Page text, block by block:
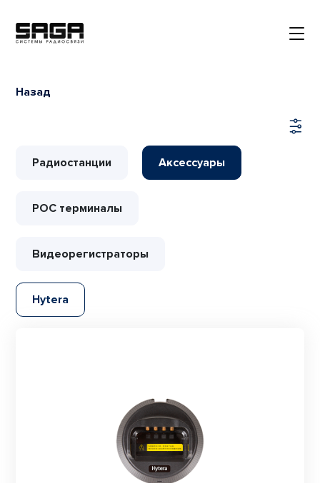
Назад
Радиостанции Аксессуары
РОС терминалы
Видеорегистраторы
Hytera